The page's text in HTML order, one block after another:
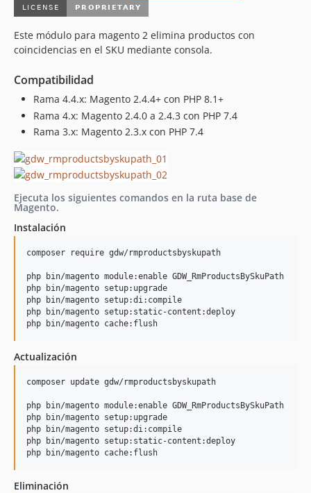
Este módulo para magento 2 elimina productos con
coincidencias en el SKU mediante consola.
Compatibilidad
Rama 4.4.x: Magento 2.4.4+ con PHP 8.1+
Rama 4.x: Magento 2.4.0 a 2.4.3 con PHP 7.4
Rama 3.x: Magento 2.3.x con PHP 7.4
Ejecuta los siguientes comandos en la ruta base de
Magento.
Instalación
composer require gdw/rmproductsbyskupath
php bin/magento module:enable GDW_RmProductsBySkuPath
php bin/magento setup:upgrade
php bin/magento setup:di:compile
php bin/magento setup:static-content:deploy
Actualización
composer update gdw/rmproductsbyskupath
php bin/magento module:enable GDW_RmProductsBySkuPath
php bin/magento setup:upgrade
php bin/magento setup:di:compile
php bin/magento setup:static-content:deploy
Eliminación